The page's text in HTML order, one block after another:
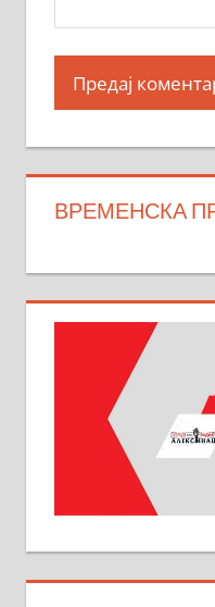
ВРЕМЕНСКА